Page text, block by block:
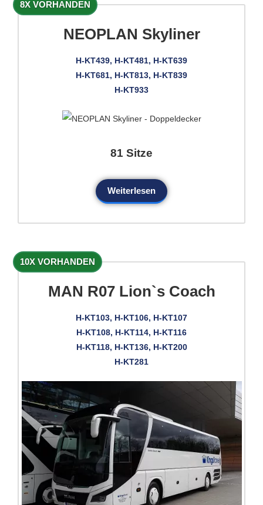
8X VORHANDEN
NEOPLAN Skyliner
H-KT439, H-KT481, H-KT639
H-KT681, H-KT813, H-KT839
H-KT933
81 Sitze
Weiterlesen
10X VORHANDEN
MAN R07 Lion`s Coach
H-KT103, H-KT106, H-KT107
H-KT108, H-KT114, H-KT116
H-KT118, H-KT136, H-KT200
H-KT281